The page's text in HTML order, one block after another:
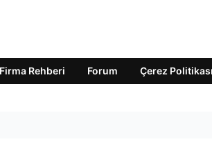
Firma Rehberi Forum Çerez Politikası